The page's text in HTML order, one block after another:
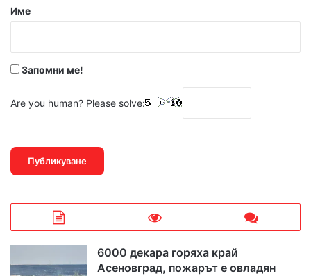
р
Име
Запомни ме!
Are you human? Please solve:
6000 декара горяха край
Асеновград, пожарът е овладян